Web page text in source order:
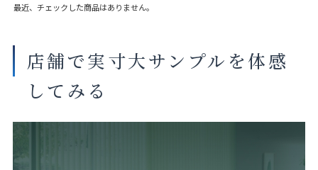
最近、チェックした商品はありません。
店舗で実寸大サンプルを体感
してみる